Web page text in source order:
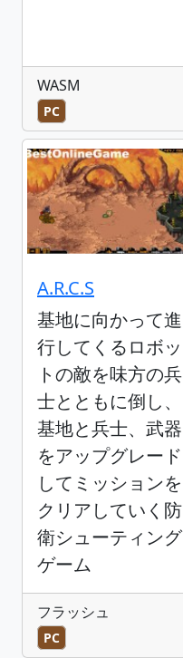
WASM
PC
A.R.C.S
基地に向かって進
行してくるロボッ
トの敵を味方の兵
士とともに倒し、
基地と兵士、武器
をアップグレード
してミッションを
クリアしていく防
衛シューティング
ゲーム
フラッシュ
PC